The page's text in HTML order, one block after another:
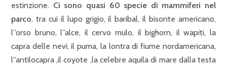
estinzione. Ci sono quasi 60 specie di mammiferi nel
parco, tra cui il lupo grigio, il baribal, il bisonte americano,
l”orso bruno, l”alce, il cervo mulo, il bighorn, il wapiti, la
capra delle nevi, il puma, la lontra di fiume nordamericana,
l”antilocapra ,il coyote ,la celebre aquila di mare dalla testa